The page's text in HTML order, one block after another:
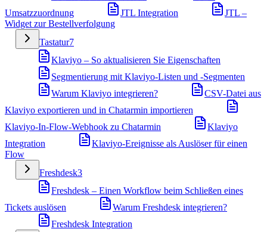
Umsatzzuordnung
JTL Integration
JTL –
Widget zur Bestellverfolgung
Tastatur7
Klaviyo – So aktualisieren Sie Eigenschaften
Segmentierung mit Klaviyo-Listen und -Segmenten
Warum Klaviyo integrieren?
CSV-Datei aus
Klaviyo exportieren und in Chatarmin importieren
Klaviyo-In-Flow-Webhook zu Chatarmin
Klaviyo
Integration
Klaviyo-Ereignisse als Auslöser für einen
Flow
Freshdesk3
Freshdesk – Einen Workflow beim Schließen eines
Tickets auslösen
Warum Freshdesk integrieren?
Freshdesk Integration